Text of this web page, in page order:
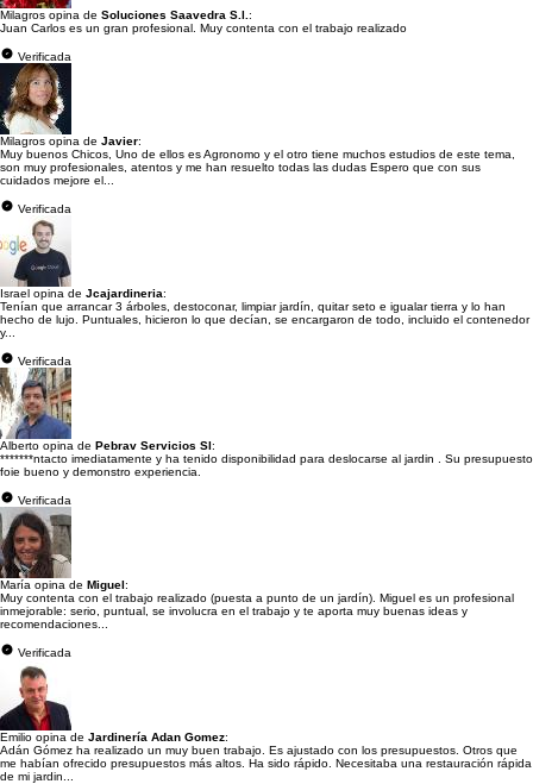
Milagros opina de Soluciones Saavedra S.l. :
Juan Carlos es un gran profesional. Muy contenta con el trabajo realizado
Verificada
Milagros opina de Javier:
Muy buenos Chicos, Uno de ellos es Agronomo y el otro tiene muchos estudios de este tema,
son muy profesionales, atentos y me han resuelto todas las dudas Espero que con sus
cuidados mejore el...
Verificada
Israel opina de Jcajardineria:
Tenían que arrancar 3 árboles, destoconar, limpiar jardín, quitar seto e igualar tierra y lo han
hecho de lujo. Puntuales, hicieron lo que decían, se encargaron de todo, incluido el contenedor
y...
Verificada
Alberto opina de Pebrav Servicios Sl:
*******ntacto imediatamente y ha tenido disponibilidad para deslocarse al jardin . Su presupuesto
foie bueno y demonstro experiencia.
Verificada
María opina de Miguel:
Muy contenta con el trabajo realizado (puesta a punto de un jardín). Miguel es un profesional
inmejorable: serio, puntual, se involucra en el trabajo y te aporta muy buenas ideas y
recomendaciones...
Verificada
Emilio opina de Jardinería Adan Gomez:
Adán Gómez ha realizado un muy buen trabajo. Es ajustado con los presupuestos. Otros que
me habían ofrecido presupuestos más altos. Ha sido rápido. Necesitaba una restauración rápida
de mi jardin...